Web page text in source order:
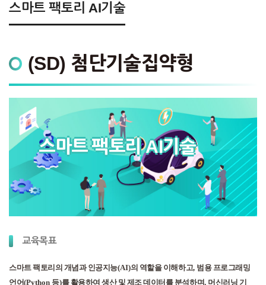
스마트 팩토리 AI기술
(SD) 첨단기술집약형
스마트 팩토리 AI기술
교육목표
스마트 팩토리의 개념과 인공지능(AI)의 역할을 이해하고, 범용 프로그래밍
언어(Python 등)를 활용하여 생산 및 제조 데이터를 분석하며, 머신러닝 기